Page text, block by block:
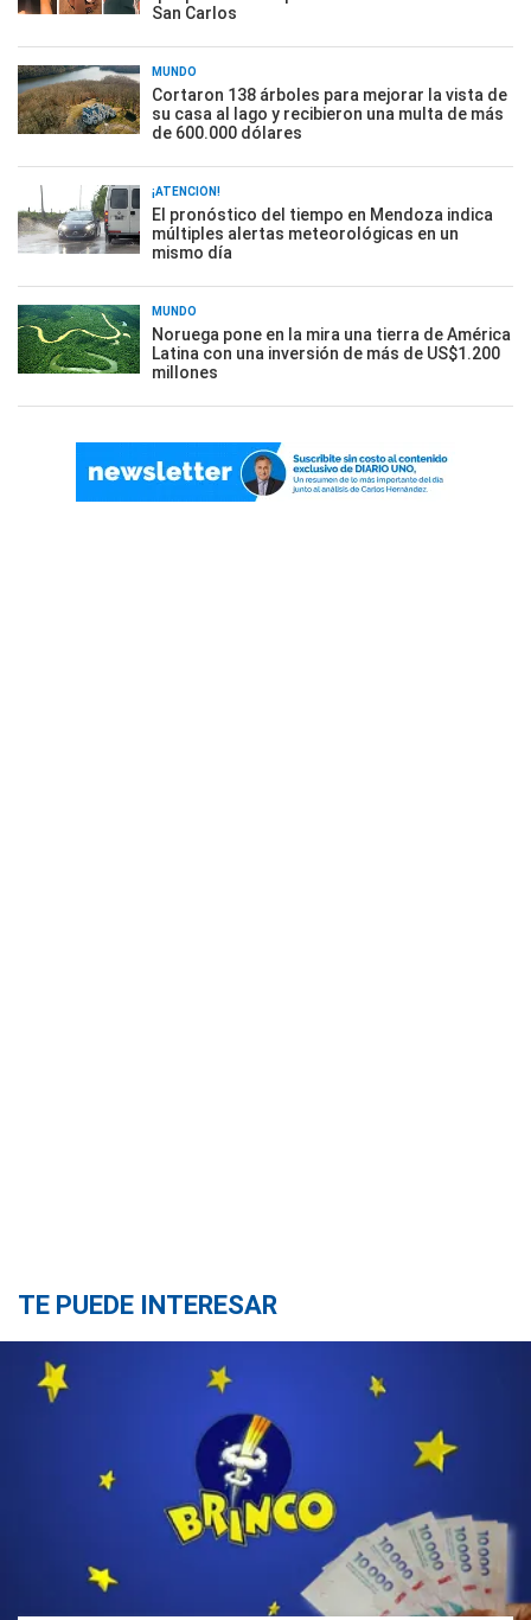
San Carlos
MUNDO
Cortaron 138 árboles para mejorar la vista de
su casa al lago y recibieron una multa de más
de 600.000 dólares
¡ATENCIÓN!
El pronóstico del tiempo en Mendoza indica
múltiples alertas meteorológicas en un
mismo día
MUNDO
Noruega pone en la mira una tierra de América
Latina con una inversión de más de US$1.200
millones
TE PUEDE INTERESAR